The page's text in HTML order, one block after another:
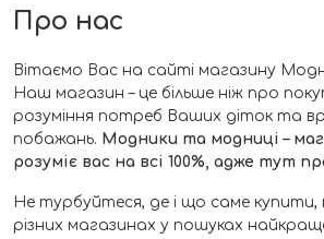
Про нас
Вітаємо Вас на сайті магазину
Наш магазин – це більше ніж про
розуміння потреб Ваших діток та
побажань. Модники та модниці –
розуміє вас на всі 100%, адже тут
Не турбуйтеся, де і що саме купити,
різних магазинах у пошуках